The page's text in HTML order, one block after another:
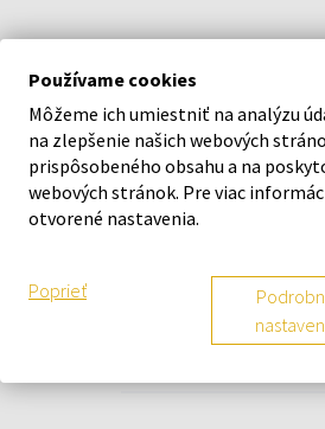
Používame cookies
Môžeme ich umiestniť na analýzu
na zlepšenie našich webových
prispôsobeného obsahu a na
webových stránok. Pre viac
otvorené nastavenia.
Poprieť